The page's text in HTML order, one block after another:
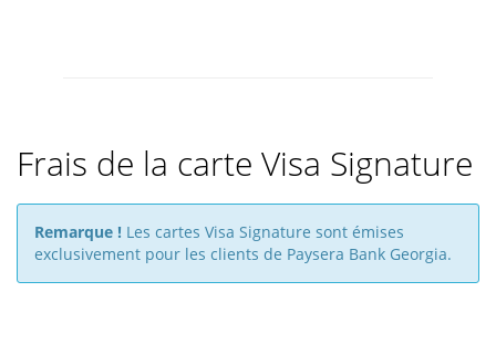
Frais de la carte Visa Signature
Remarque ! Les cartes Visa Signature sont émises
exclusivement pour les clients de Paysera Bank Georgia.